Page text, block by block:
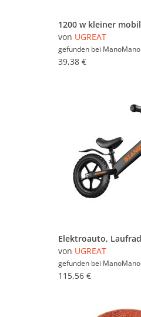
von UGREAT
gefunden bei ManoMano
39,38 €
von UGREAT
gefunden bei ManoMano
115,56 €